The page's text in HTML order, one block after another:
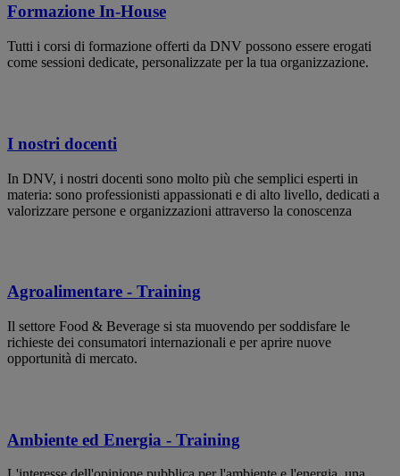
Formazione In-House
Tutti i corsi di formazione offerti da DNV possono essere erogati
come sessioni dedicate, personalizzate per la tua organizzazione.
I nostri docenti
In DNV, i nostri docenti sono molto più che semplici esperti in
materia: sono professionisti appassionati e di alto livello, dedicati a
valorizzare persone e organizzazioni attraverso la conoscenza
Agroalimentare - Training
Il settore Food & Beverage si sta muovendo per soddisfare le
richieste dei consumatori internazionali e per aprire nuove
opportunità di mercato.
Ambiente ed Energia - Training